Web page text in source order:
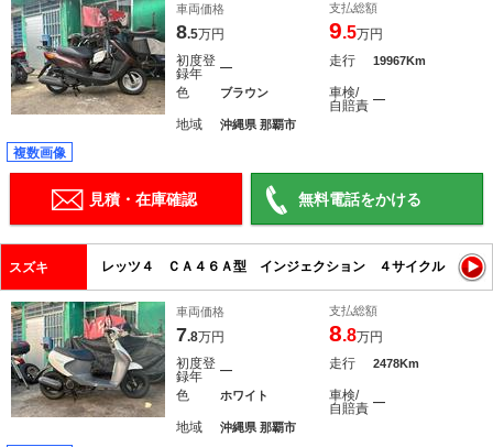
車両価格
8.5万円
支払総額
9.5万円
初度登
録年
― 走行 19967Km
色 ブラウン
車検/
自賠責 ―
地域 沖縄県 那覇市
複数画像
見積・在庫確認 無料電話をかける
スズキ レッツ４ ＣＡ４６Ａ型 インジェクション ４サイクル
車両価格
7.8万円
支払総額
8.8万円
初度登
録年
― 走行 2478Km
色 ホワイト
車検/
自賠責 ―
地域 沖縄県 那覇市